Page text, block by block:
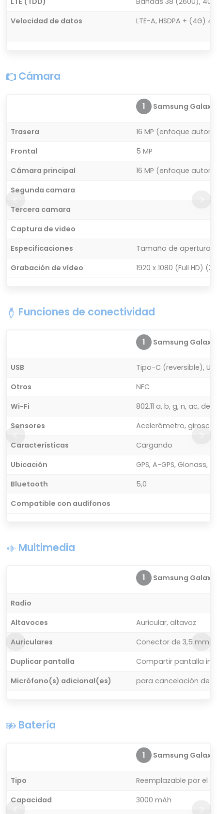
Velocidad de datos
LTE-A, HSDPA + (4G)
Cámara
1 Samsung Galaxy
Trasera
16 MP (enfoque
Frontal
5 MP
Cámara principal
16 MP (enfoque
Segunda camara
Tercera camara
Captura de video
Especificaciones
Tamaño de apertura:
Grabación de vídeo
1920 x 1080 (Full HD)
Funciones de conectividad
1 Samsung Galaxy
USB
Tipo-C (reversible),
Otros
NFC
Wi-Fi
802.11 a, b, g, n, ac,
Sensores
Acelerómetro,
Características
Cargando
Ubicación
GPS, A-GPS, Glonass,
Bluetooth
5,0
Compatible con audífonos
Multimedia
1 Samsung Galaxy
Radio
Altavoces
Auricular, altavoz
Auriculares
Conector de 3,5 mm
Duplicar pantalla
Compartir pantalla
Micrófono(s) adicional(es)
para cancelación de
Batería
1 Samsung Galaxy
Tipo
Reemplazable por el
Capacidad
3000 mAh